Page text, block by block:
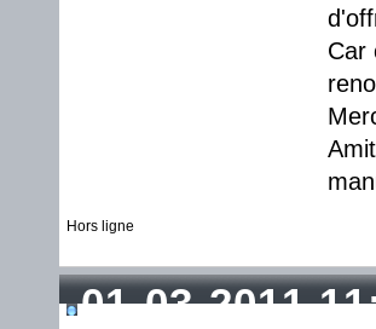
Car
Hors ligne
01-03-2011